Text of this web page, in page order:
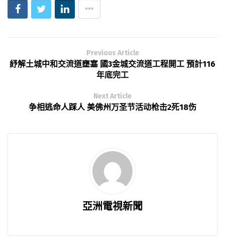
Previous Article
紓解土城中和交流道壅塞 國3金城交流道工程開工 預計116
年底完工
Next Article
争相逃命人踩人 美佛州万圣节活动枪击2死18伤
亞洲電視新聞